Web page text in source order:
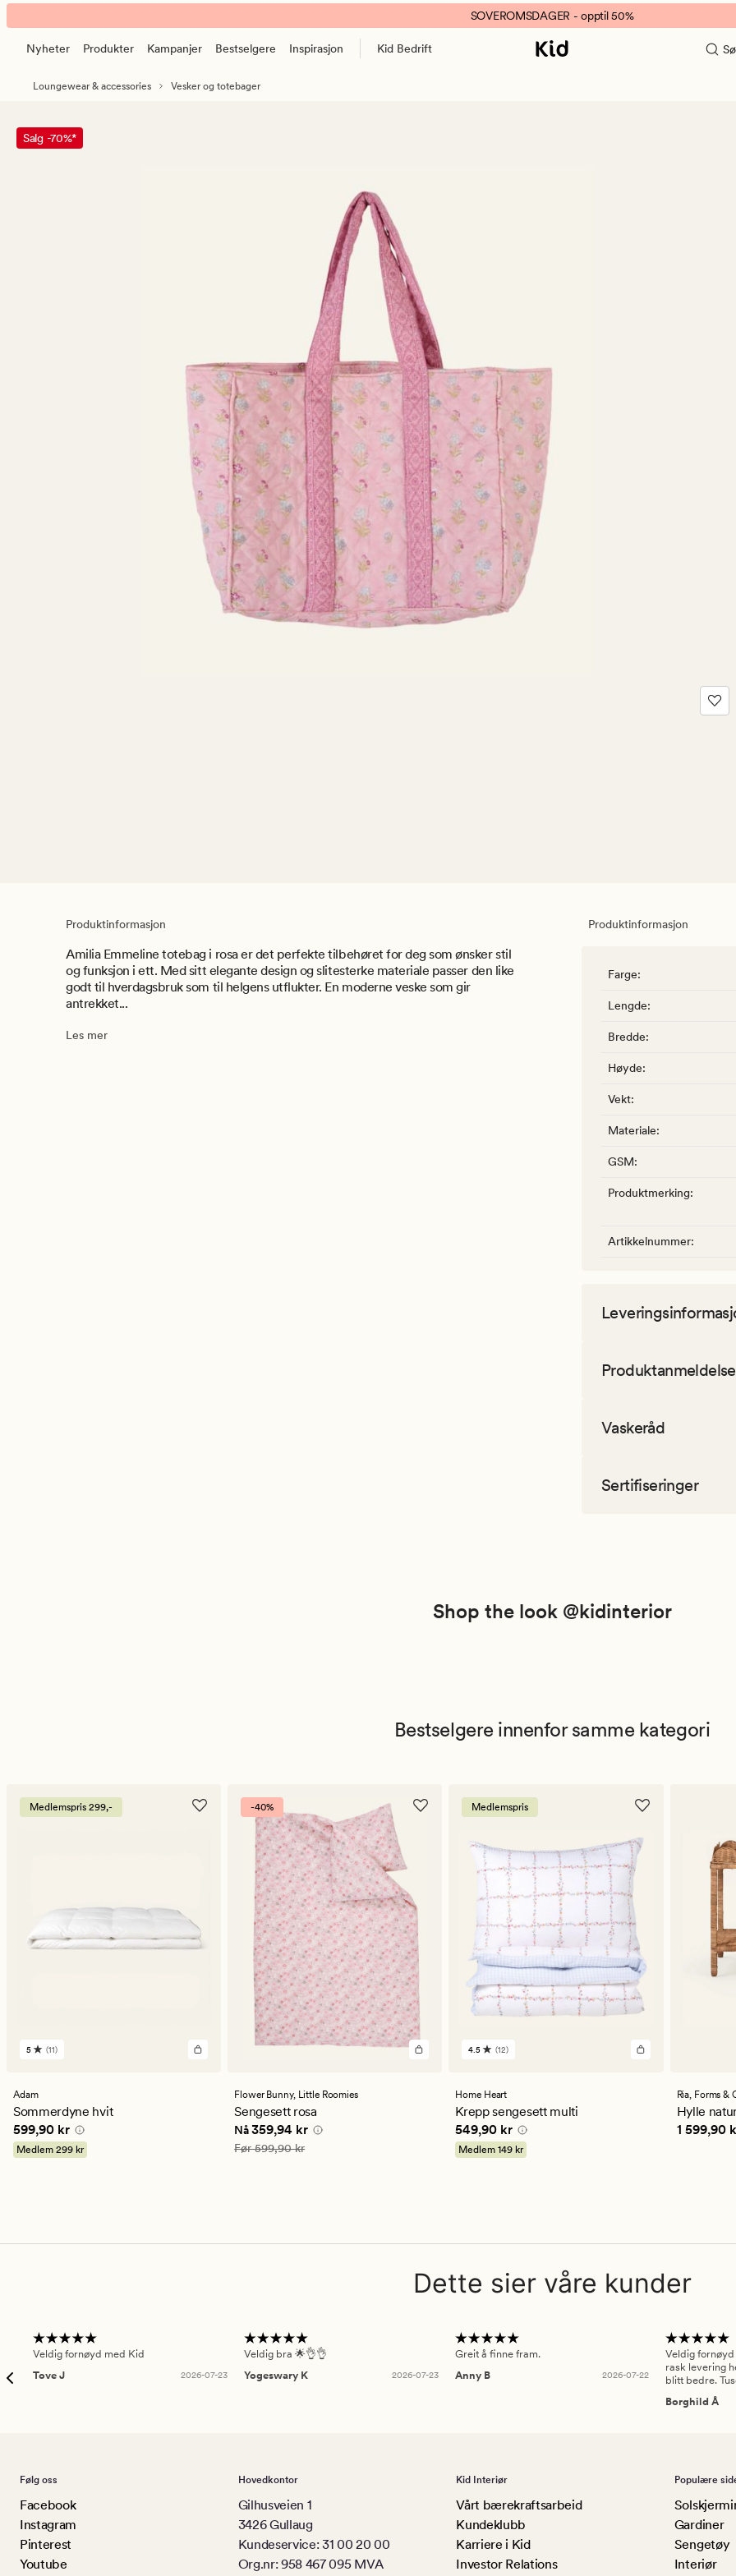
Amilia
Emmeline
totebag
banner.
Klikk
pause.
SOVEROMSDAGER - opptil 50%
Nyheter Produkter Kampanjer Bestselgere Inspirasjon Kid Bedrift
Loungewear & accessories Vesker og totebager
Salg -70%*
Produktinformasjon
Amilia Emmeline totebag i rosa er det perfekte tilbehøret for deg som ønsker stil
og funksjon i ett. Med sitt elegante design og slitesterke materiale passer den like
godt til hverdagsbruk som til helgens utflukter. En moderne veske som gir
antrekket...
Les mer
Produktinformasjon
Farge:
Lengde:
Bredde:
Høyde:
Vekt:
Materiale:
GSM:
Produktmerking:
Artikkelnummer:
Vaskeråd
Sertifiseringer
Shop the look @kidinterior
Bestselgere innenfor samme kategori
Medlemspris 299,-
11
en
gjennomsnittlig
vurdering
på
5
5 (11)
Adam
Sommerdyne hvit
Pris 599,90 kr
599,90 kr
Medlem 299 kr
-40%
Flower Bunny, Little Roomies
Sengesett rosa
Nåværende pris
Nå359,94 kr
Vanlig pris 599,90 kr
Før599,90 kr
Medlemspris
12
en
gjennomsnittlig
vurdering
på
4.5
4.5 (12)
Home Heart
Krepp sengesett multi
Pris 549,90 kr
549,90 kr
Medlem149 kr
Ria, Forms &
Hylle
Pris 1
1 599,90
Dette sier våre kunder
Veldig fornøyd med Kid
Tove J
2026-07-23
Veldig bra 🌟👌👌
Yogeswary K
2026-07-23
Greit å finne fram.
Anny B
2026-07-22
Veldig
rask levering
blitt bedre.
Borghild Å
Følg oss
Facebook
Instagram
Pinterest
Youtube
Hovedkontor
Gilhusveien 1
3426 Gullaug
Kundeservice: 31 00 20 00
Org.nr: 958 467 095 MVA
Kid Interiør
Vårt bærekraftsarbeid
Kundeklubb
Karriere i Kid
Investor Relations
Populære
Gardiner
Sengetøy
Interiør